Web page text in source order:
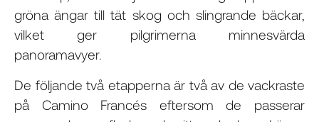
gröna ängar till tät skog och slingrande bäckar,
vilket ger pilgrimerna minnesvärda
panoramavyer.
De följande två etapperna är två av de vackraste
på Camino Francés eftersom de passerar